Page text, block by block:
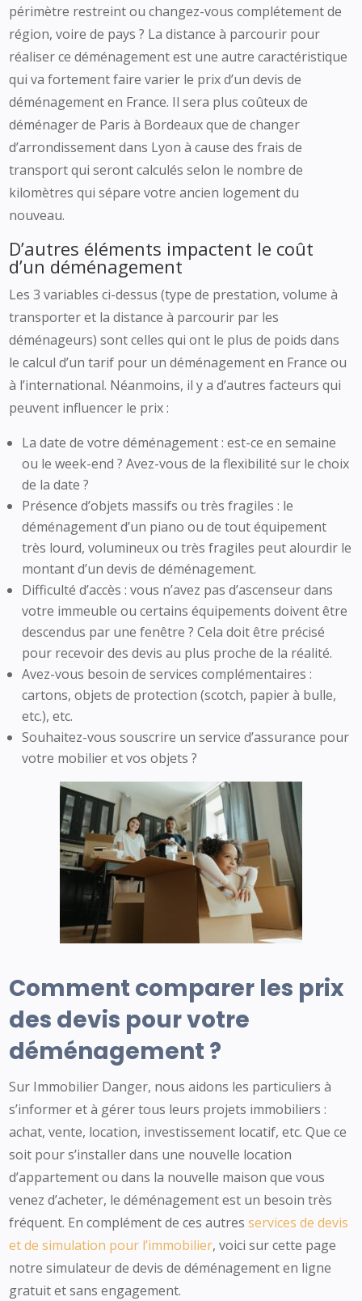
périmètre restreint ou changez-vous complétement de
région, voire de pays ? La distance à parcourir pour
réaliser ce déménagement est une autre caractéristique
qui va fortement faire varier le prix d’un devis de
déménagement en France. Il sera plus coûteux de
déménager de Paris à Bordeaux que de changer
d’arrondissement dans Lyon à cause des frais de
transport qui seront calculés selon le nombre de
kilomètres qui sépare votre ancien logement du
nouveau.
D’autres éléments impactent le coût
d’un déménagement
Les 3 variables ci-dessus (type de prestation, volume à
transporter et la distance à parcourir par les
déménageurs) sont celles qui ont le plus de poids dans
le calcul d’un tarif pour un déménagement en France ou
à l’international. Néanmoins, il y a d’autres facteurs qui
peuvent influencer le prix :
La date de votre déménagement : est-ce en semaine
ou le week-end ? Avez-vous de la flexibilité sur le choix
de la date ?
Présence d’objets massifs ou très fragiles : le
déménagement d’un piano ou de tout équipement
très lourd, volumineux ou très fragiles peut alourdir le
montant d’un devis de déménagement.
Difficulté d’accès : vous n’avez pas d’ascenseur dans
votre immeuble ou certains équipements doivent être
descendus par une fenêtre ? Cela doit être précisé
pour recevoir des devis au plus proche de la réalité.
Avez-vous besoin de services complémentaires :
cartons, objets de protection (scotch, papier à bulle,
etc.), etc.
Souhaitez-vous souscrire un service d’assurance pour
votre mobilier et vos objets ?
Comment comparer les prix
des devis pour votre
déménagement ?
Sur Immobilier Danger, nous aidons les particuliers à
s’informer et à gérer tous leurs projets immobiliers :
achat, vente, location, investissement locatif, etc. Que ce
soit pour s’installer dans une nouvelle location
d’appartement ou dans la nouvelle maison que vous
venez d’acheter, le déménagement est un besoin très
fréquent. En complément de ces autresservices de devis
et de simulation pour l’immobilier, voici sur cette page
notre simulateur de devis de déménagement en ligne
gratuit et sans engagement.